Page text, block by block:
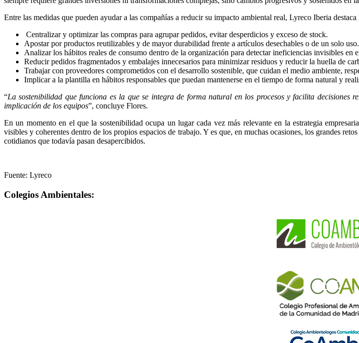
Entre las medidas que pueden ayudar a las compañías a reducir su impacto ambiental real, Lyreco Iberia destaca
Centralizar y optimizar las compras para agrupar pedidos, evitar desperdicios y exceso de stock.
Apostar por productos reutilizables y de mayor durabilidad frente a artículos desechables o de un solo uso.
Analizar los hábitos reales de consumo dentro de la organización para detectar ineficiencias invisibles en
Reducir pedidos fragmentados y embalajes innecesarios para minimizar residuos y reducir la huella de
Trabajar con proveedores comprometidos con el desarrollo sostenible, que cuidan el medio ambiente,
Implicar a la plantilla en hábitos responsables que puedan mantenerse en el tiempo de forma natural y
“La sostenibilidad que funciona es la que se integra de forma natural en los procesos y facilita decisiones
implicación de los equipos”, concluye Flores.
En un momento en el que la sostenibilidad ocupa un lugar cada vez más relevante en la estrategia
visibles y coherentes dentro de los propios espacios de trabajo. Y es que, en muchas ocasiones, los grandes
cotidianos que todavía pasan desapercibidos.
Fuente: Lyreco
Colegios Ambientales: